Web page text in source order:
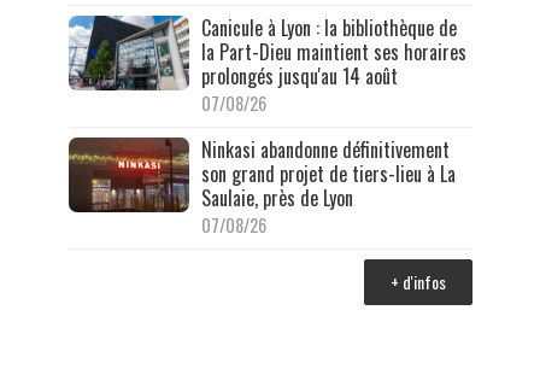
Canicule à Lyon : la bibliothèque de
la Part-Dieu maintient ses horaires
prolongés jusqu'au 14 août
07/08/26
Ninkasi abandonne définitivement
son grand projet de tiers-lieu à La
Saulaie, près de Lyon
07/08/26
+ d'infos